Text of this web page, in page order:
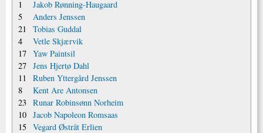
1
Jakob Rønning-Haugaard
5
Anders Jenssen
21
Tobias Guddal
4
Vetle Skjærvik
17 Yaw Paintsil
27 Jens Hjertø Dahl
11
Ruben Yttergård Jenssen
8
Kent Are Antonsen
23 Runar Robinsønn Norheim
10 Jacob Napoleon Romsaas
15 Vegard Østråt Erlien